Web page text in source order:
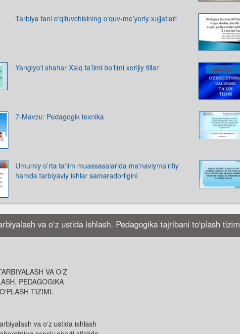
Tarbiya fani o‘qituvchisining o‘quv-me’yoriy xujjatlari
Yangiyo‘l shahar Xalq ta’limi bo‘limi xorijiy tillar
7-Mavzu: Pedagogik texnika
Umumiy o’rta taʼlim muassasalarida maʼnaviymaʼrifiy
hamda tarbiyaviy ishlar samaradorligini
va o‘z ustida ishlash. Pedagogika tajribani to‘plash
VA O‘Z
PEDAGOGIKA
TIZIMI.
va o‘z ustida ishlash